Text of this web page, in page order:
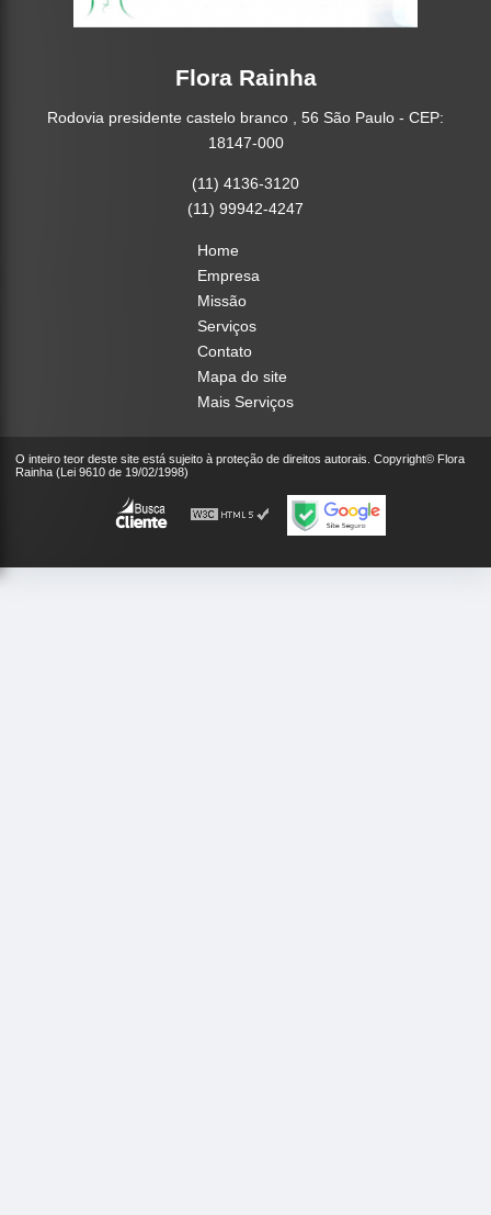
Flora Rainha
Rodovia presidente castelo branco , 56 São Paulo - CEP:
18147-000
(11) 4136-3120
(11) 99942-4247
Home
Empresa
Missão
Serviços
Contato
Mapa do site
Mais Serviços
O inteiro teor deste site está sujeito à proteção de direitos autorais. Copyright© Flora
Rainha (Lei 9610 de 19/02/1998)